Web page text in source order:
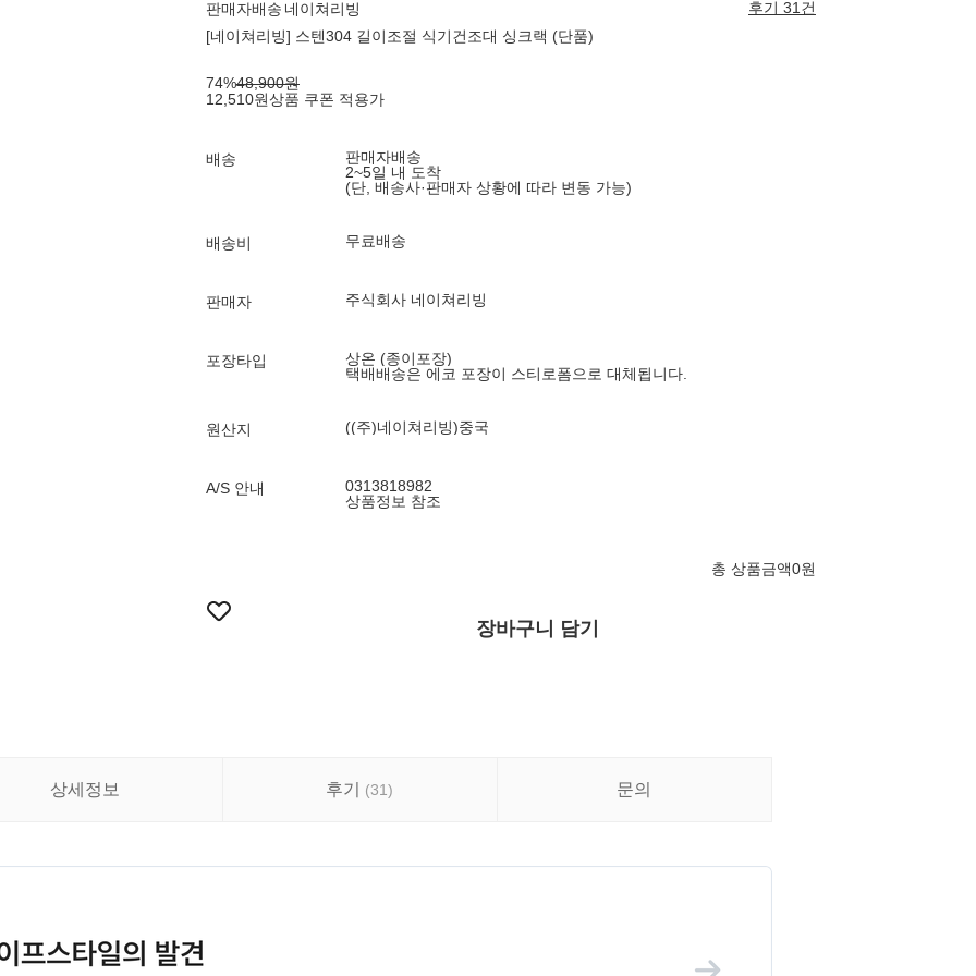
판매자배송 네이쳐리빙
후기 31건
[네이쳐리빙] 스텐304 길이조절 식기건조대 싱크랙 (단품)
74%48,900원
12,510원상품 쿠폰 적용가
배송
판매자배송
2~5일 내 도착
(단, 배송사·판매자 상황에 따라 변동 가능)
배송비 무료배송
판매자 주식회사 네이쳐리빙
포장타입
상온 (종이포장)
택배배송은 에코 포장이 스티로폼으로 대체됩니다.
원산지 ((주)네이쳐리빙)중국
A/S 안내
0313818982
상품정보 참조
총 상품금액0원
장바구니 담기
상세정보 후기 (31) 문의